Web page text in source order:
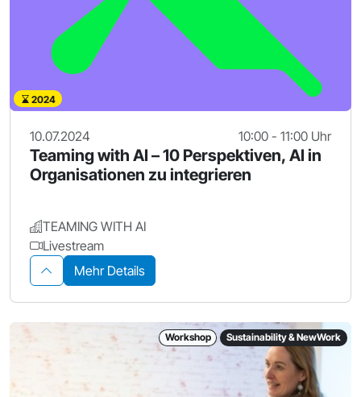
2024
10.07.2024 10:00 - 11:00 Uhr
Teaming with AI – 10 Perspektiven, AI in
Organisationen zu integrieren
TEAMING WITH AI
Livestream
Mehr Details
Workshop Sustainability & NewWork